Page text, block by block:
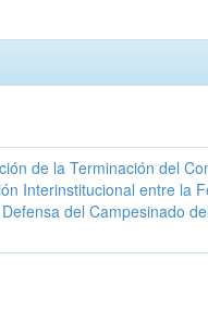
de la Terminación del
Interinstitucional entre la
del Campesinado